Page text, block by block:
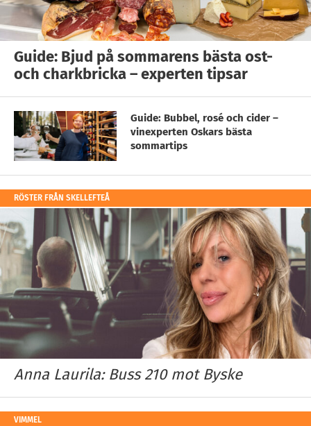
Guide: Bjud på sommarens bästa ost-
och charkbricka – experten tipsar
Guide: Bubbel, rosé och cider –
vinexperten Oskars bästa
sommartips
RÖSTER FRÅN SKELLEFTEÅ
Anna Laurila: Buss 210 mot Byske
VIMMEL